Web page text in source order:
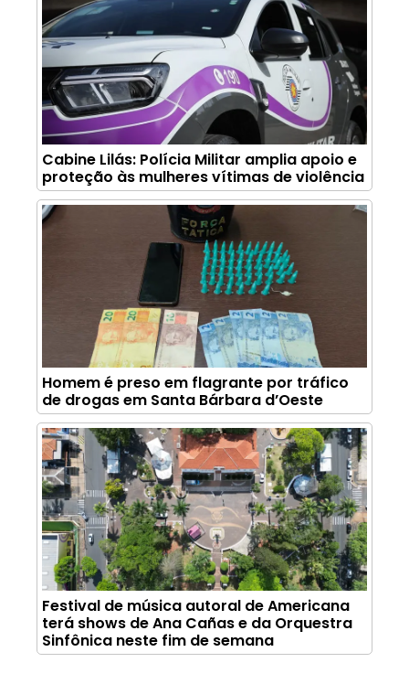
Cabine Lilás: Polícia Militar amplia apoio e
proteção às mulheres vítimas de violência
Homem é preso em flagrante por tráfico
de drogas em Santa Bárbara d’Oeste
Festival de música autoral de Americana
terá shows de Ana Cañas e da Orquestra
Sinfônica neste fim de semana